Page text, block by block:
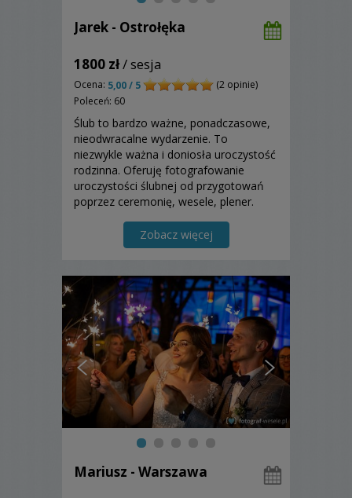
Jarek - Ostrołęka
1800 zł/ sesja
Ocena: 5,00 / 5
(2 opinie)
Poleceń: 60
Ślub to bardzo ważne, ponadczasowe,
nieodwracalne wydarzenie. To
niezwykle ważna i doniosła uroczystość
rodzinna. Oferuję fotografowanie
uroczystości ślubnej od przygotowań
poprzez ceremonię, wesele, plener.
reportaż z tego wyjątkowego dnia.
Zobacz więcej
Mariusz - Warszawa